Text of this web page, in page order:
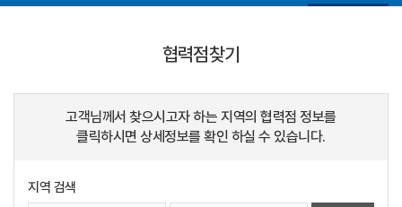
협력점찾기
고객님께서 찾으시고자 하는 지역의 협력점 정보를
클릭하시면 상세정보를 확인 하실 수 있습니다.
지역 검색